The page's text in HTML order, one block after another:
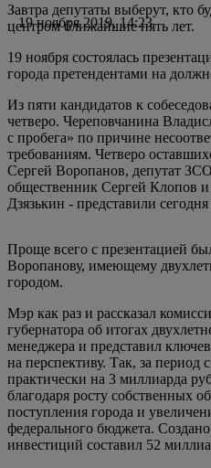
19 ноября 2019, 14:23
Завтра депутаты выберут, кто
центром ближайшие пять лет.
19 ноября состоялась
города претендентами на
Из пяти кандидатов к
четверо. Череповчанина
с пробега» по причине
требованиям. Четверо
Сергей Воропанов, депутат
общественник Сергей Клопов
Дзязькин - представили
Проще всего с презентацией
Воропанову, имеющему
городом.
Мэр как раз и рассказал
губернатора об итогах
менеджера и представил
на перспективу. Так, за период
практически на 3 миллиарда
благодаря росту собственных
поступления города и
федерального бюджета.
инвестиций составил 52